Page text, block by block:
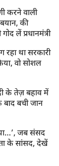
करने वाली
की
लें प्रधानमंत्री
रहा था सरकारी
वो सोशल
के तेज़ बहाव में
बची जान
जब संसद
के सांसद, देखें